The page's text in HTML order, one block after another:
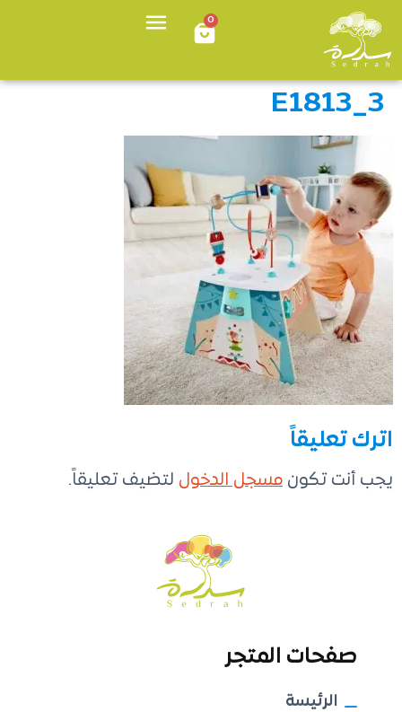
0
E1813_3
اترك تعليقاً
يجب أنت تكون مسجل الدخول لتضيف تعليقاً.
صفحات المتجر
الرئيسة